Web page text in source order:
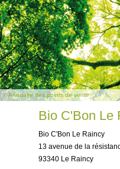
/Annuaire des points de vente
Bio C'Bon Le
Bio C'Bon Le Raincy
13 avenue de la
93340 Le Raincy